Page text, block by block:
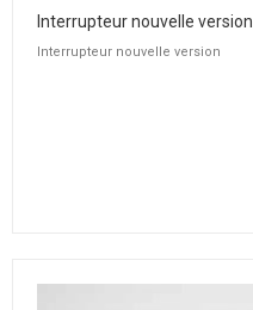
Interrupteur nouvelle version
Interrupteur nouvelle version